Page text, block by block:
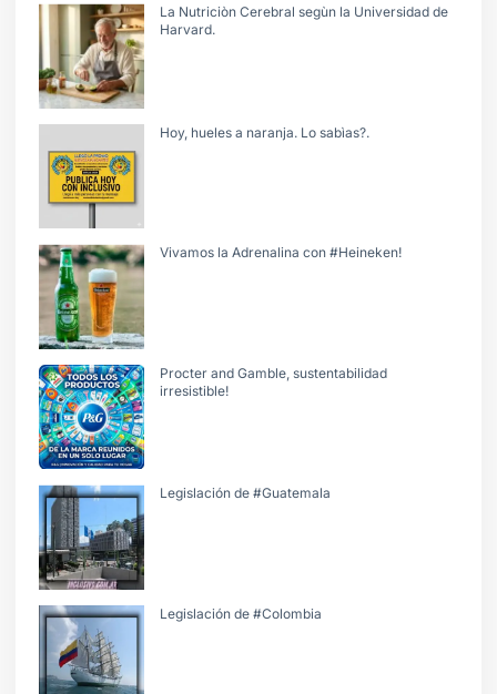
La Nutriciòn Cerebral segùn la Universidad de
Harvard.
Hoy, hueles a naranja. Lo sabìas?.
Vivamos la Adrenalina con #Heineken!
Procter and Gamble, sustentabilidad
irresistible!
Legislación de #Guatemala
Legislación de #Colombia